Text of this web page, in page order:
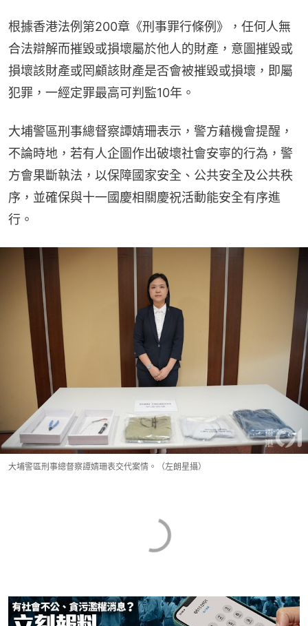
根據香港法例第200章《刑事罪行條例》，任何人無
合法辯解而摧毀或損壞屬於他人的財產，意圖摧毀或
損壞該財產或罔顧該財產是否會被摧毀或損壞，即屬
犯罪，一經定罪最高可判監10年。
大埔警區刑事總督察譚婧珊表示，警方藉機會提醒，
不論時地，若有人企圖作出破壞社會安寧的行為，警
方會果斷執法，以保障國家安全、公共安全及公共秩
序，並確保與十一國慶相關慶祝活動能安全有序進
行。
大埔警區刑事總督察譚婧珊表交代案情。（左朗星攝）